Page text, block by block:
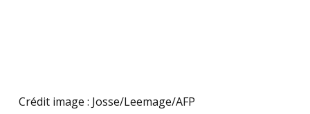
Crédit image : Josse/Leemage/AFP